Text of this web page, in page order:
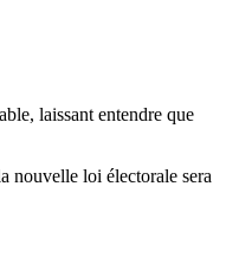
laissant entendre que
nouvelle loi électorale sera